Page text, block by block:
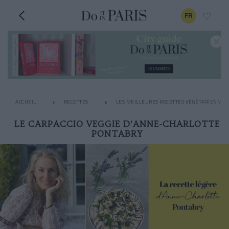
FR
ACCUEIL RECETTES LES MEILLEURES RECETTES VÉGÉTARIENNES
LE CARPACCIO VEGGIE D’ANNE-CHARLOTTE
PONTABRY